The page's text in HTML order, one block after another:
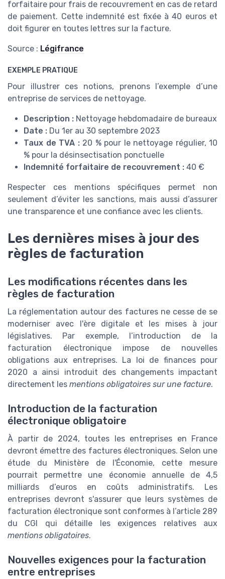
forfaitaire pour frais de recouvrement en cas de retard
de paiement. Cette indemnité est fixée à 40 euros et
doit figurer en toutes lettres sur la facture.
Source : Légifrance
EXEMPLE PRATIQUE
Pour illustrer ces notions, prenons l’exemple d’une
entreprise de services de nettoyage.
Description : Nettoyage hebdomadaire de bureaux
Date : Du 1er au 30 septembre 2023
Taux de TVA :20 % pour le nettoyage régulier, 10
% pour la désinsectisation ponctuelle
Indemnité forfaitaire de recouvrement : 40 €
Respecter ces mentions spécifiques permet non
seulement d’éviter les sanctions, mais aussi d’assurer
une transparence et une confiance avec les clients.
Les dernières mises à jour des
règles de facturation
Les modifications récentes dans les
règles de facturation
La réglementation autour des factures ne cesse de se
moderniser avec l'ère digitale et les mises à jour
législatives. Par exemple, l’introduction de la
facturation électronique impose de nouvelles
obligations aux entreprises. La loi de finances pour
2020 a ainsi introduit des changements impactant
directement les mentions obligatoires sur une facture.
Introduction de la facturation
électronique obligatoire
À partir de 2024, toutes les entreprises en France
devront émettre des factures électroniques. Selon une
étude du Ministère de l'Économie, cette mesure
pourrait permettre une économie annuelle de 4,5
milliards d’euros en coûts administratifs. Les
entreprises devront s'assurer que leurs systèmes de
facturation électronique sont conformes à l’article 289
du CGI qui détaille les exigences relatives aux
mentions obligatoires.
Nouvelles exigences pour la facturation
entre entreprises